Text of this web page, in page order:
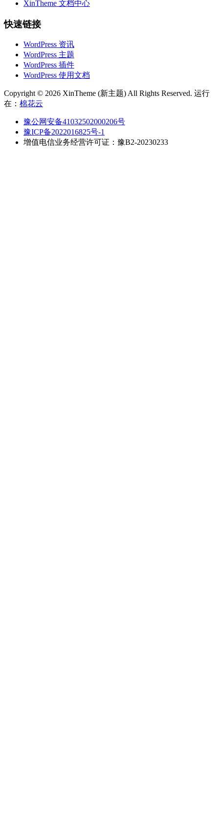
XinTheme 文档中心
快速链接
WordPress 资讯
WordPress 主题
WordPress 插件
WordPress 使用文档
Copyright © 2026 XinTheme (新主题) All Rights Reserved. 运行
在： 棉花云
豫公网安备41032502000206号
豫ICP备2022016825号-1
增值电信业务经营许可证：豫B2-20230233